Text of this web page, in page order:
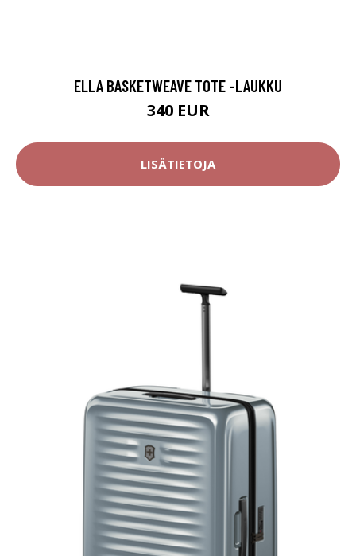
ELLA BASKETWEAVE TOTE -LAUKKU
340 EUR
LISÄTIETOJA